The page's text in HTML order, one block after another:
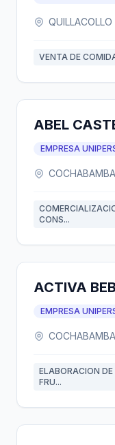
QUILLACOLLO
VENTA DE
ABEL
EMPRESA
COCHABAMBA
CONS...
ACTIVA
EMPRESA
COCHABAMBA
ELABORACION
FRU...